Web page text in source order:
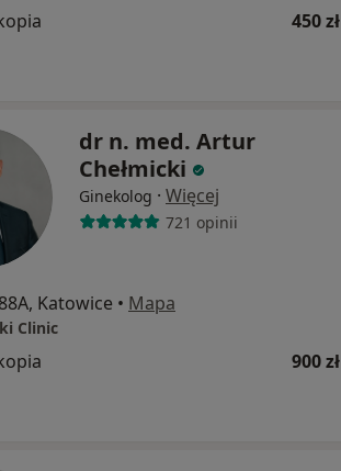
450 zł
dr n. med. Artur
Chełmicki
Ginekolog · Więcej
721 opinii
Katowice • Mapa
Clinic
900 zł